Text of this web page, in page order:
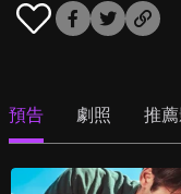
預告 劇照 推